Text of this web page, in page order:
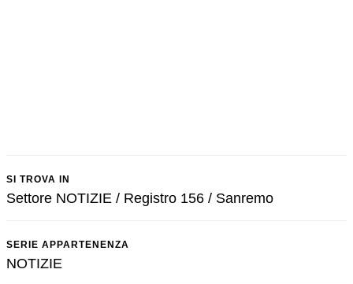
SI TROVA IN
Settore NOTIZIE / Registro 156 / Sanremo
SERIE APPARTENENZA
NOTIZIE